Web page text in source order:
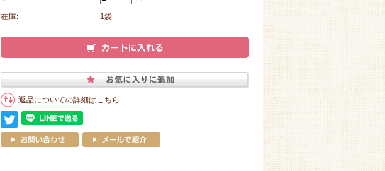
在庫: 1袋
返品についての詳細はこちら